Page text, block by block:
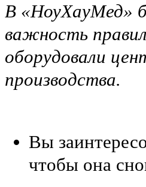
В «НоуХауМед»
важность
оборудовали
производства.
Вы
чтобы она